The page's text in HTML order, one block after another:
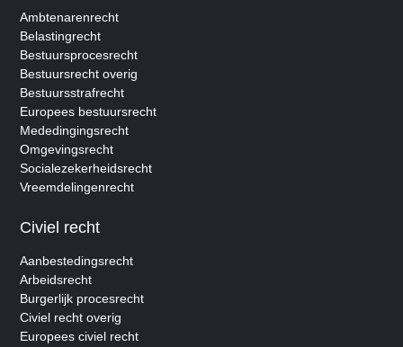
Ambtenarenrecht
Belastingrecht
Bestuursprocesrecht
Bestuursrecht overig
Bestuursstrafrecht
Europees bestuursrecht
Mededingingsrecht
Omgevingsrecht
Socialezekerheidsrecht
Vreemdelingenrecht
Civiel recht
Aanbestedingsrecht
Arbeidsrecht
Burgerlijk procesrecht
Civiel recht overig
Europees civiel recht